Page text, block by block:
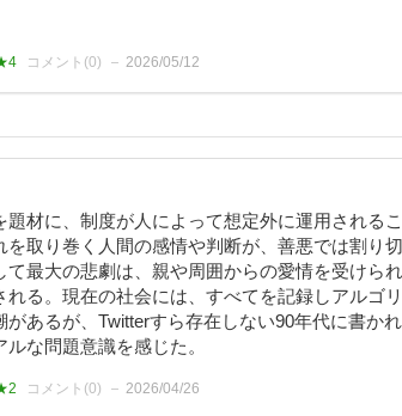
コメント(0) 2026/05/12
題材に、制度が人によって想定外に運用される
を取り巻く人間の感情や判断が、善悪では割り
て最大の悲劇は、親や周囲からの愛情を受けら
れる。現在の社会には、すべてを記録しアルゴ
があるが、Twitterすら存在しない90年代に書か
ルな問題意識を感じた。
コメント(0) 2026/04/26